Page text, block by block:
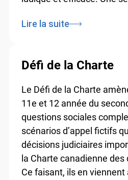
Lire la suite
Défi de la Charte
Le Défi de la Charte
11e et 12 année du
questions sociales
scénarios d’appel fictifs
décisions judiciaires
la Charte canadienne
Ce faisant, ils en viennent